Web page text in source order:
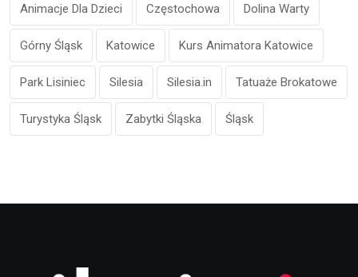
Animacje Dla Dzieci Częstochowa Dolina Warty
Górny Śląsk Katowice Kurs Animatora Katowice
Park Lisiniec Silesia Silesia.in Tatuaże Brokatowe
Turystyka Śląsk Zabytki Śląska Śląsk